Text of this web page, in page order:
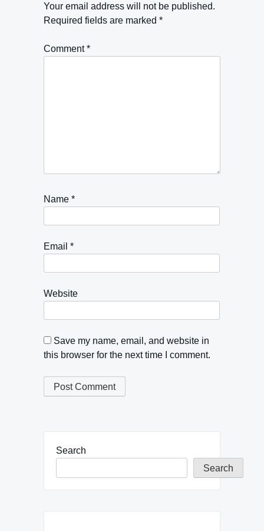
Your email address will not be published.
Required fields are marked *
Comment*
Name *
Email *
Website
Save my name, email, and website in
this browser for the next time I comment.
Search
Search